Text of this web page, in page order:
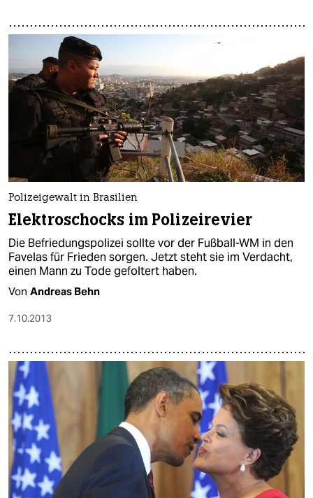
Polizeigewalt in Brasilien
Elektroschocks im Polizeirevier
Die Befriedungspolizei sollte vor der Fußball-WM in den
Favelas für Frieden sorgen. Jetzt steht sie im Verdacht,
einen Mann zu Tode gefoltert haben.
Von Andreas Behn
7.10.2013